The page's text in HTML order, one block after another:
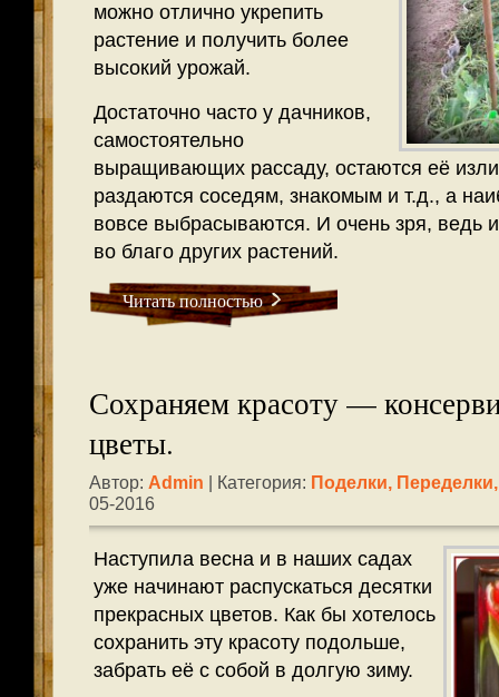
можно отлично укрепить
растение и получить более
высокий урожай.
Достаточно часто у дачников,
самостоятельно
выращивающих рассаду, остаются её
раздаются соседям, знакомым и т.д., а
вовсе выбрасываются. И очень зря, ведь
во благо других растений.
Читать полностью
Сохраняем красоту —
цветы.
Автор: Admin | Категория: Поделки, Переделки
05-2016
Наступила весна и в наших садах
уже начинают распускаться десятки
прекрасных цветов. Как бы хотелось
сохранить эту красоту подольше,
забрать её с собой в долгую зиму.